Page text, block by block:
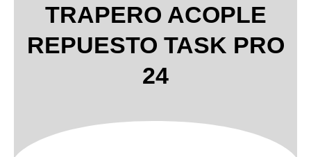
TRAPERO ACOPLE
REPUESTO TASK PRO
24